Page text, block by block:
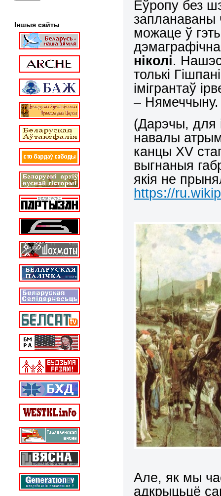
Еўропу без
запланаваны
можаце ў
ніколі.
толькі
імігрантаў
– Нямеччыну.
(Дарэчы, для
навалы
канцы XV
выгнаныя
якія не
https://
Але, як мы
адкрыцьцё
Іншыя сайты